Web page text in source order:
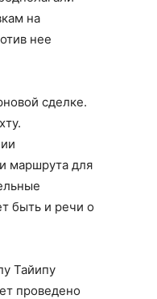
на
нее
сделке.
маршрута для
быть и речи о
Тайипу
проведено